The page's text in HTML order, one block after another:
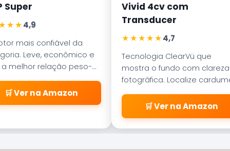
Super
4,9
mais confiável da
Leve, econômico e
melhor relação peso-
para barcos de
de 5 ou 6 metros.
🛒 Ver na Amazon
Vivid 4cv com
Transducer
★★★★★4,7
Tecnologia ClearVü que
mostra o fundo com clareza
fotográfica. Localize
e estruturas de pesca com
precisão profissional.
🛒 Ver na Amazon